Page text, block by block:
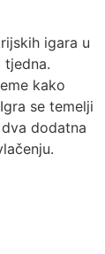
igara u
tjedna.
kako
se temelji
dodatna